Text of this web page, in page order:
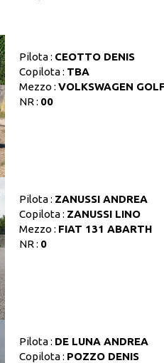
Pilota : CEOTTO DENIS
Copilota : TBA
Mezzo : VOLKSWAGEN
NR : 00
Pilota : ZANUSSI ANDREA
Copilota : ZANUSSI LINO
Mezzo : FIAT 131 ABARTH
NR : 0
Pilota : DE LUNA ANDREA
Copilota : POZZO DENIS